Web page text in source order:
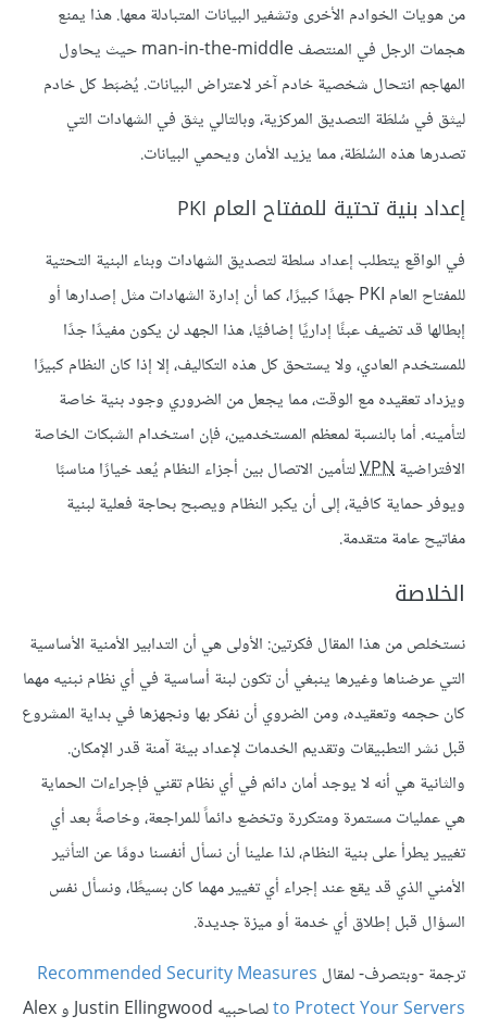
من هويات الخوادم الأخرى وتشفير البيانات المتبادلة معها. هذا يمنع
هجمات الرجل في المنتصف man-in-the-middle حيث يحاول
المهاجم انتحال شخصية خادم آخر لاعتراض البيانات. يُضبَط كل خادم
ليثق في سُلطَة التصديق المركزية، وبالتالي يثق في الشهادات التي
تصدرها هذه السُلطَة، مما يزيد الأمان ويحمي البيانات.
إعداد بنية تحتية للمفتاح العام PKI
في الواقع يتطلب إعداد سلطة لتصديق الشهادات وبناء البنية التحتية
للمفتاح العام PKI جهدًا كبيرًا، كما أن إدارة الشهادات مثل إصدارها أو
إبطالها قد تضيف عبئًا إداريًا إضافيًا، هذا الجهد لن يكون مفيدًا جدًا
للمستخدم العادي، ولا يستحق كل هذه التكاليف، إلا إذا كان النظام كبيرًا
ويزداد تعقيده مع الوقت، مما يجعل من الضروري وجود بنية خاصة
لتأمينه. أما بالنسبة لمعظم المستخدمين، فإن استخدام الشبكات الخاصة
الافتراضيةVPNلتأمين الاتصال بين أجزاء النظام يُعد خيارًا مناسبًا
ويوفر حماية كافية، إلى أن يكبر النظام ويصبح بحاجة فعلية لبنية
مفاتيح عامة متقدمة.
الخلاصة
نستخلص من هذا المقال فكرتين: الأولى هي أن التدابير الأمنية الأساسية
التي عرضناها وغيرها ينبغي أن تكون لبنة أساسية في أي نظام نبنيه مهما
كان حجمه وتعقيده، ومن الضروي أن نفكر بها ونجهزها في بداية المشروع
قبل نشر التطبيقات وتقديم الخدمات لإعداد بيئة آمنة قدر الإمكان.
والثانية هي أنه لا يوجد أمان دائم في أي نظام تقني فإجراءات الحماية
هي عمليات مستمرة ومتكررة وتخضع دائماً للمراجعة، وخاصةً بعد أي
تغيير يطرأ على بنية النظام، لذا علينا أن نسأل أنفسنا دومًا عن التأثير
الأمني الذي قد يقع عند إجراء أي تغيير مهما كان بسيطًا، ونسأل نفس
السؤال قبل إطلاق أي خدمة أو ميزة جديدة.
ترجمة -وبتصرف- لمقال Recommended Security Measures
to Protect Your Servers
لصاحبيه Justin Ellingwood و Alex